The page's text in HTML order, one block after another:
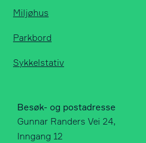
Miljøhus
Parkbord
Sykkelstativ
Besøk- og postadresse
Gunnar Randers Vei 24,
Inngang 12